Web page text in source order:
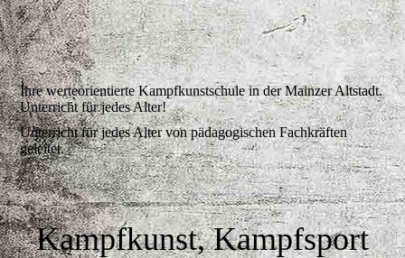
Ihre werteorientierte Kampfkunstschule in der Mainzer Altstadt.
Unterricht für jedes Alter!
Unterricht für jedes Alter von pädagogischen Fachkräften
geleitet.
Kampfkunst, Kampfsport